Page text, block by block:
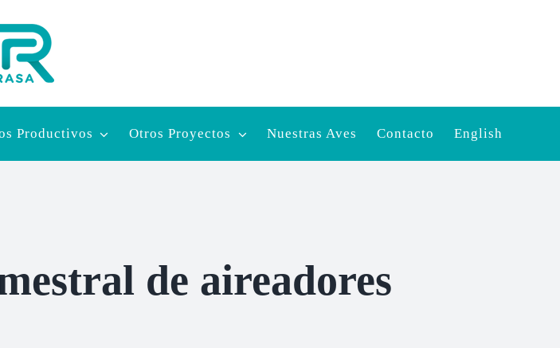
Productivos Otros Proyectos Nuestras Aves Contacto English
de aireadores